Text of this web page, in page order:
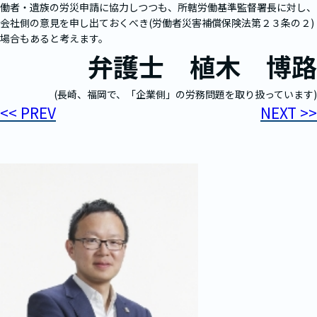
働者・遺族の労災申請に協力しつつも、所轄労働基準監督署長に対し、
会社側の意見を申し出ておくべき(労働者災害補償保険法第２３条の２)
場合もあると考えます。
弁護士 植木 博路
(長崎、福岡で、「企業側」の労務問題を取り扱っています)
<< PREV NEXT >>